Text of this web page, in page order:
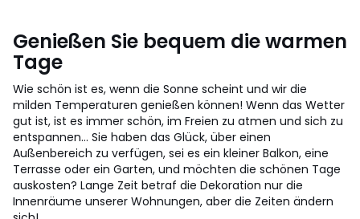
Genießen Sie bequem die warmen
Tage
Wie schön ist es, wenn die Sonne scheint und wir die
milden Temperaturen genießen können! Wenn das Wetter
gut ist, ist es immer schön, im Freien zu atmen und sich zu
entspannen... Sie haben das Glück, über einen
Außenbereich zu verfügen, sei es ein kleiner Balkon, eine
Terrasse oder ein Garten, und möchten die schönen Tage
auskosten? Lange Zeit betraf die Dekoration nur die
Innenräume unserer Wohnungen, aber die Zeiten ändern